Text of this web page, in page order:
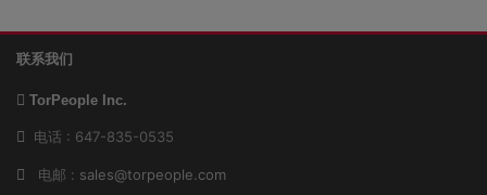
联系我们
TorPeople Inc.
电话 : 647-835-0535
电邮 : sales@torpeople.com